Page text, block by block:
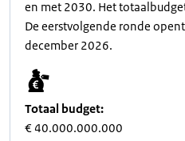
en met 2030. Het
De eerstvolgende ronde
december 2026.
Totaal budget:
€ 40.000.000.000